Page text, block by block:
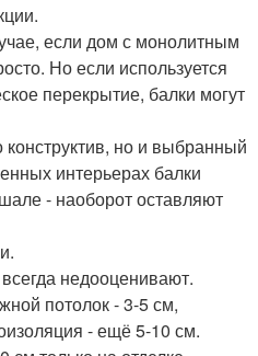
если дом с монолитным
Но если используется
перекрытие, балки могут
но и выбранный
интерьерах балки
- наоборот оставляют
недооценивают.
потолок - 3-5 см,
- ещё 5-10 см.